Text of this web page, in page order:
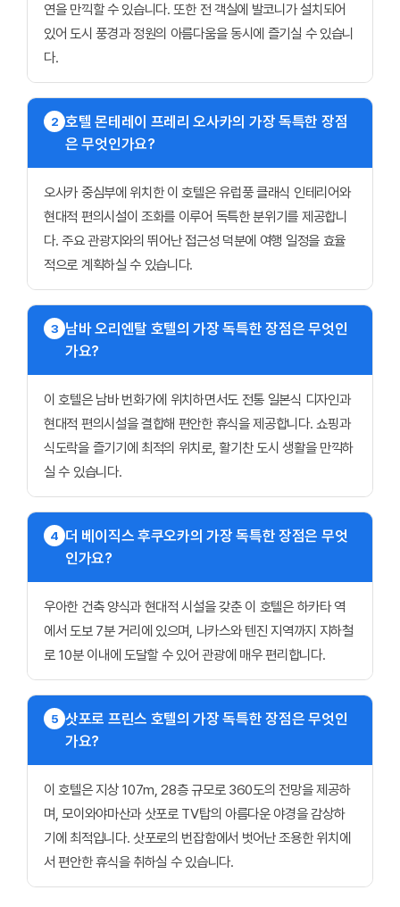
연을 만끽할 수 있습니다. 또한 전 객실에 발코니가 설치되어
있어 도시 풍경과 정원의 아름다움을 동시에 즐기실 수 있습니
다.
2 호텔 몬테레이 프레리 오사카의 가장 독특한 장점
은 무엇인가요?
오사카 중심부에 위치한 이 호텔은 유럽풍 클래식 인테리어와
현대적 편의시설이 조화를 이루어 독특한 분위기를 제공합니
다. 주요 관광지와의 뛰어난 접근성 덕분에 여행 일정을 효율
적으로 계획하실 수 있습니다.
3 남바 오리엔탈 호텔의 가장 독특한 장점은 무엇인
가요?
이 호텔은 남바 번화가에 위치하면서도 전통 일본식 디자인과
현대적 편의시설을 결합해 편안한 휴식을 제공합니다. 쇼핑과
식도락을 즐기기에 최적의 위치로, 활기찬 도시 생활을 만끽하
실 수 있습니다.
4 더 베이직스 후쿠오카의 가장 독특한 장점은 무엇
인가요?
우아한 건축 양식과 현대적 시설을 갖춘 이 호텔은 하카타 역
에서 도보 7분 거리에 있으며, 나카스와 텐진 지역까지 지하철
로 10분 이내에 도달할 수 있어 관광에 매우 편리합니다.
5 삿포로 프린스 호텔의 가장 독특한 장점은 무엇인
가요?
이 호텔은 지상 107m, 28층 규모로 360도의 전망을 제공하
며, 모이와야마산과 삿포로 TV탑의 아름다운 야경을 감상하
기에 최적입니다. 삿포로의 번잡함에서 벗어난 조용한 위치에
서 편안한 휴식을 취하실 수 있습니다.